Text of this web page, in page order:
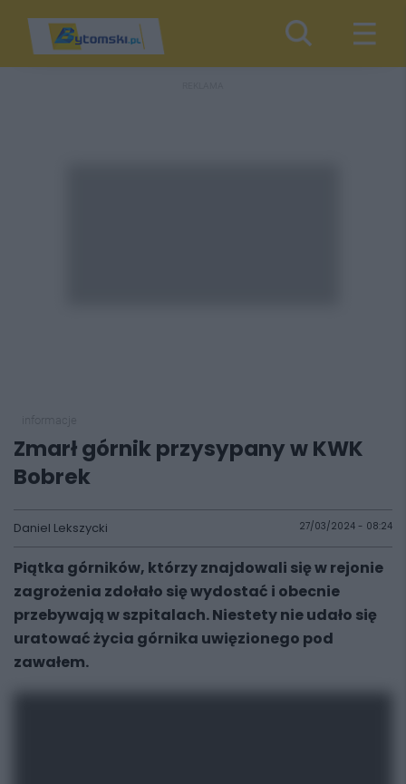
Zmarł górnik przysypany w KWK
Bobrek
Daniel Lekszycki 27/03/2024 - 08:24
Piątka górników, którzy znajdowali się w rejonie
zagrożenia zdołało się wydostać i obecnie
przebywają w szpitalach. Niestety nie udało się
uratować życia górnika uwięzionego pod
zawałem.